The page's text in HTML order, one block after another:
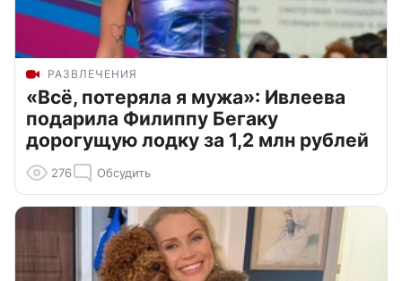
РАЗВЛЕЧЕНИЯ
«Всё, потеряла я мужа»: Ивлеева
подарила Филиппу Бегаку
дорогущую лодку за 1,2 млн рублей
276 Обсудить